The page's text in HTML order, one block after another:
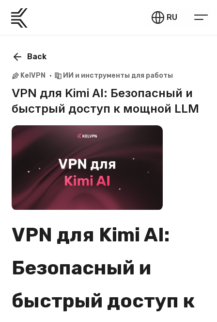
RU
Back
KelVPN ИИ и инструменты для работы
VPN для Kimi AI: Безопасный и
быстрый доступ к мощной LLM
VPN для Kimi AI:
Безопасный и
быстрый доступ к